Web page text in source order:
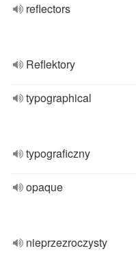
reflectors
Reflektory
typographical
typograficzny
opaque
nieprzezroczysty